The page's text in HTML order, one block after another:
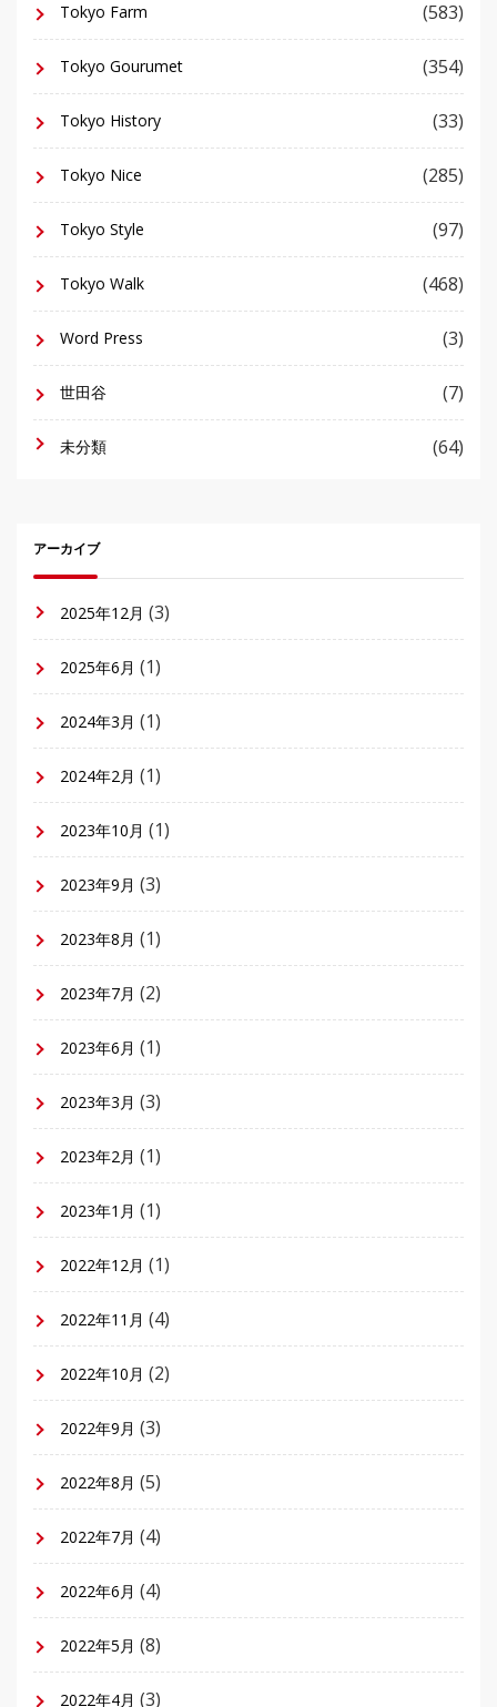
Tokyo Farm (583)
Tokyo Gourumet (354)
Tokyo History (33)
Tokyo Nice (285)
Tokyo Style (97)
Tokyo Walk (468)
Word Press (3)
世田谷 (7)
未分類 (64)
アーカイブ
2025年12月 (3)
2025年6月 (1)
2024年3月 (1)
2024年2月 (1)
2023年10月 (1)
2023年9月 (3)
2023年8月 (1)
2023年7月 (2)
2023年6月 (1)
2023年3月 (3)
2023年2月 (1)
2023年1月 (1)
2022年12月 (1)
2022年11月 (4)
2022年10月 (2)
2022年9月 (3)
2022年8月 (5)
2022年7月 (4)
2022年6月 (4)
2022年5月 (8)
2022年4月 (3)